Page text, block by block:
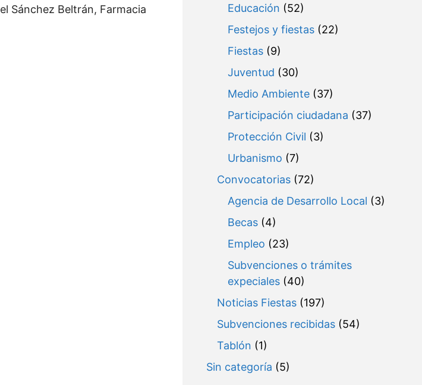
Sánchez Beltrán, Farmacia
Educación (52)
Festejos y fiestas(22)
Fiestas(9)
Juventud (30)
Medio Ambiente(37)
Participación ciudadana (37)
Protección Civil (3)
Urbanismo (7)
Convocatorias(72)
Agencia de Desarrollo Local (3)
Becas(4)
Empleo (23)
Subvenciones o trámites
expeciales(40)
Noticias Fiestas(197)
Subvenciones recibidas(54)
Tablón (1)
Sin categoría (5)